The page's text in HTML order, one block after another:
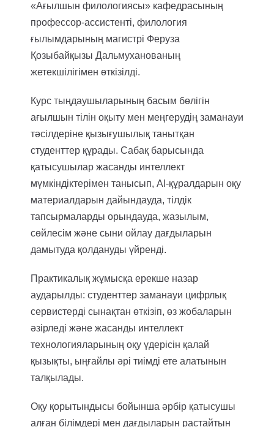
«Ағылшын филологиясы» кафедрасының
профессор-ассистенті, филология
ғылымдарының магистрі Феруза
Қозыбайқызы Дальмуханованың
жетекшілігімен өткізілді.
Курс тыңдаушыларының басым бөлігін
ағылшын тілін оқыту мен меңгерудің заманауи
тәсілдеріне қызығушылық танытқан
студенттер құрады. Сабақ барысында
қатысушылар жасанды интеллект
мүмкіндіктерімен танысып, AI-құралдарын оқу
материалдарын дайындауда, тілдік
тапсырмаларды орындауда, жазылым,
сөйлесім және сыни ойлау дағдыларын
дамытуда қолдануды үйренді.
Практикалық жұмысқа ерекше назар
аударылды: студенттер заманауи цифрлық
сервистерді сынақтан өткізіп, өз жобаларын
әзірледі және жасанды интеллект
технологияларының оқу үдерісін қалай
қызықты, ыңғайлы әрі тиімді ете алатынын
талқылады.
Оқу қорытындысы бойынша әрбір қатысушы
алған білімдері мен дағдыларын растайтын